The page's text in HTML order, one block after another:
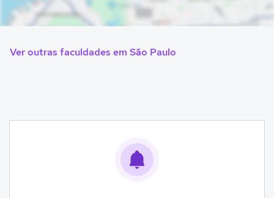
Ver outras faculdades em São Paulo